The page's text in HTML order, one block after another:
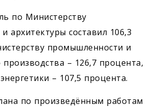
по Министерству
архитектуры сос­тавил 106,3
промышленности и
производства – 126,7 процента,
– 107,5 процента.
по произведённым работам